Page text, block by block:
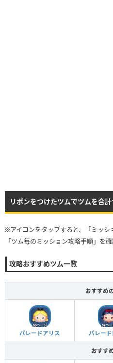
リボンをつけたツムでツムを合
※アイコンをタップすると、「ミッシ
「ツム毎のミッション攻略手順」を確
攻略おすすめツム一覧
おすすめ
パレードアリス パレー
おすす